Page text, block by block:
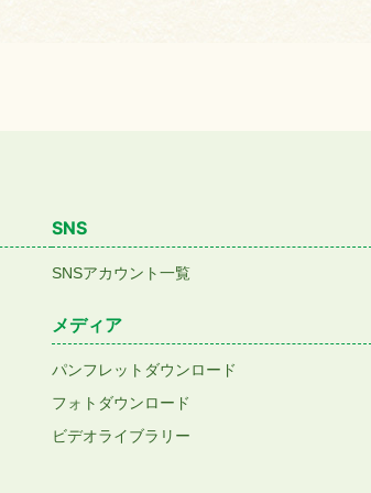
SNS
SNSアカウント一覧
メディア
パンフレットダウンロード
フォトダウンロード
ビデオライブラリー